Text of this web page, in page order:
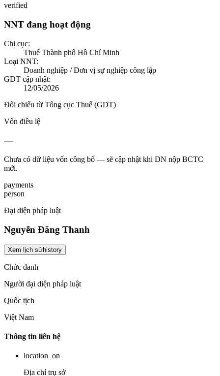
verified
NNT đang hoạt động
Chi cục:
Thuế Thành phố Hồ Chí Minh
Loại NNT:
Doanh nghiệp / Đơn vị sự nghiệp công lập
GDT cập nhật:
12/05/2026
Đối chiếu từ Tổng cục Thuế (GDT)
Vốn điều lệ
—
Chưa có dữ liệu vốn công bố — sẽ cập nhật khi DN nộp BCTC
mới.
payments
person
Đại diện pháp luật
Nguyễn Đăng Thanh
Xem lịch sửhistory
Chức danh
Người đại diện pháp luật
Quốc tịch
Việt Nam
Thông tin liên hệ
location_on
Địa chỉ trụ sở